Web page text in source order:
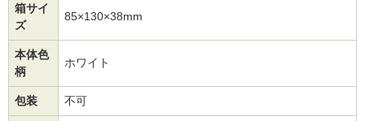
箱サイ
ズ
85×130×38mm
本体色
柄
ホワイト
包装 不可